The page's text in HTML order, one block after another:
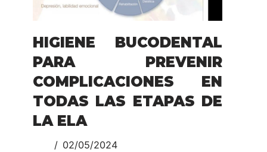
HIGIENE BUCODENTAL
PARA PREVENIR
COMPLICACIONES EN
TODAS LAS ETAPAS DE
LA ELA
02/05/2024